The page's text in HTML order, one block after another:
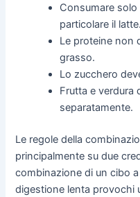
Consumare
particolare il latte.
Le proteine non
grasso.
Lo zucchero
Frutta e verdura
separatamente.
Le regole della
principalmente su due
combinazione di un cibo
digestione lenta provochi